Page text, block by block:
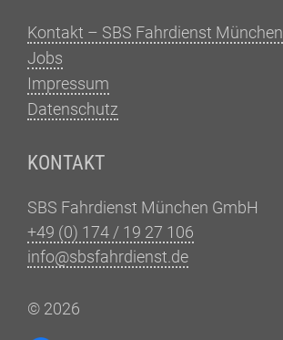
Kontakt – SBS Fahrdienst München
Jobs
Impressum
Datenschutz
KONTAKT
SBS Fahrdienst München GmbH
+49 (0) 174 / 19 27 106
info@sbsfahrdienst.de
© 2026